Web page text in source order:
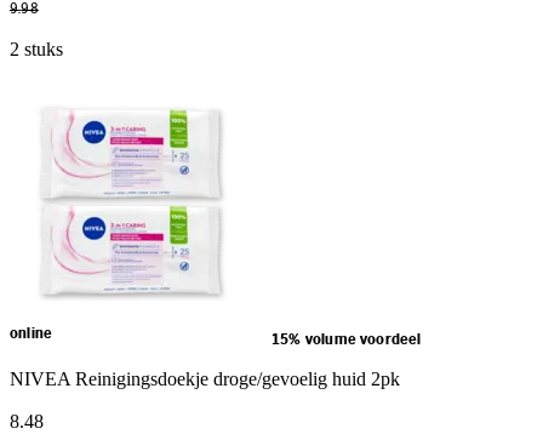
9.98
2 stuks
online 15% volume voordeel
NIVEA Reinigingsdoekje droge/gevoelig huid 2pk
8.48